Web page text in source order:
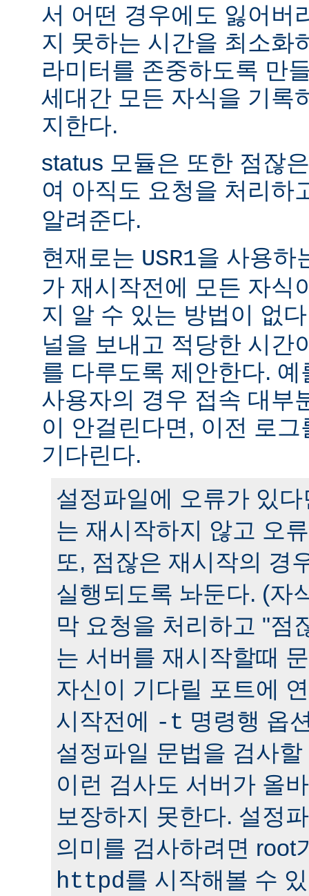
서 어떤 경우에도 잃어버
지 못하는 시간을 최소화
라미터를 존중하도록 만
세대간 모든 자식을 기록
지한다.
status 모듈은 또한 점잖
여 아직도 요청을 처리하
알려준다.
현재로는 USR1을 사용하
가 재시작전에 모든 자식
지 알 수 있는 방법이 없
널을 보내고 적당한 시간
를 다루도록 제안한다.
사용자의 경우 접속 대부
이 안걸린다면, 이전 로
기다린다.
설정파일에 오류가 있
는 재시작하지 않고 오
또, 점잖은 재시작의 경
실행되도록 놔둔다. (자
막 요청을 처리하고 "점
는 서버를 재시작할때
자신이 기다릴 포트에
시작전에
-t 명령행 옵
설정파일 문법을 검사
이런 검사도 서버가 올
보장하지 못한다. 설정
의미를 검사하려면 root
httpd를 시작해볼 수